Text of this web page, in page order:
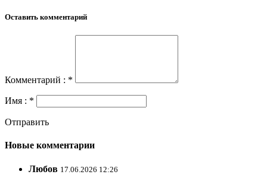
Оставить комментарий
Комментарий : *
Имя : *
Отправить
Новые комментарии
Любов 17.06.2026 12:26